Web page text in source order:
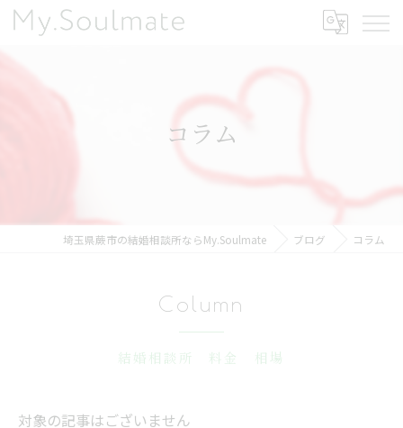
コラム
埼玉県蕨市の結婚相談所ならMy.Soulmate ブログ コラム
Column
結婚相談所 料金 相場
対象の記事はございません